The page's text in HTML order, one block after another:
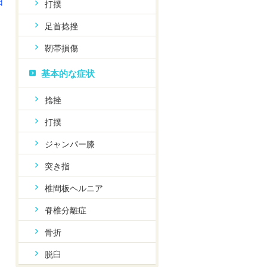
打撲
足首捻挫
靭帯損傷
基本的な症状
捻挫
打撲
ジャンパー膝
突き指
椎間板ヘルニア
脊椎分離症
骨折
脱臼